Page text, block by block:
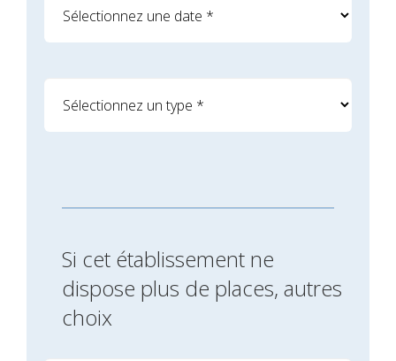
Si cet établissement ne
dispose plus de places, autres
choix